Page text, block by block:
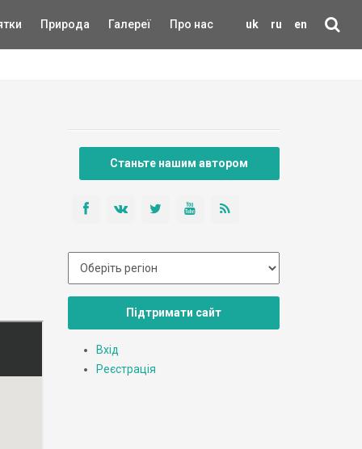
uk ru en
Природа Галереї Про нас
Станьте нашим автором
Підтримати сайт
Вхід
Реєстрація